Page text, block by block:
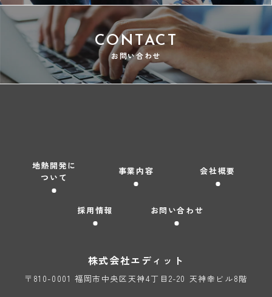
CONTACT
お問い合わせ
地熱開発に
ついて
事業内容 会社概要
採用情報 お問い合わせ
株式会社エディット
〒810-0001 福岡市中央区天神4丁目2-20 天神幸ビル8階